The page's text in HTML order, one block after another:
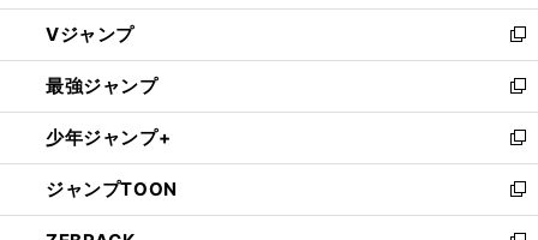
ウ
ィ
ン
ド
ウ
で
開
く
し
い
ウ
ィ
ン
ド
ウ
で
開
Vジャンプ
新
し
い
ウ
ィ
ン
ド
ウ
最強ジャンプ
新
し
い
ウ
ィ
ン
少年ジャンプ+
新
し
い
ウ
ジャンプTOON
新
し